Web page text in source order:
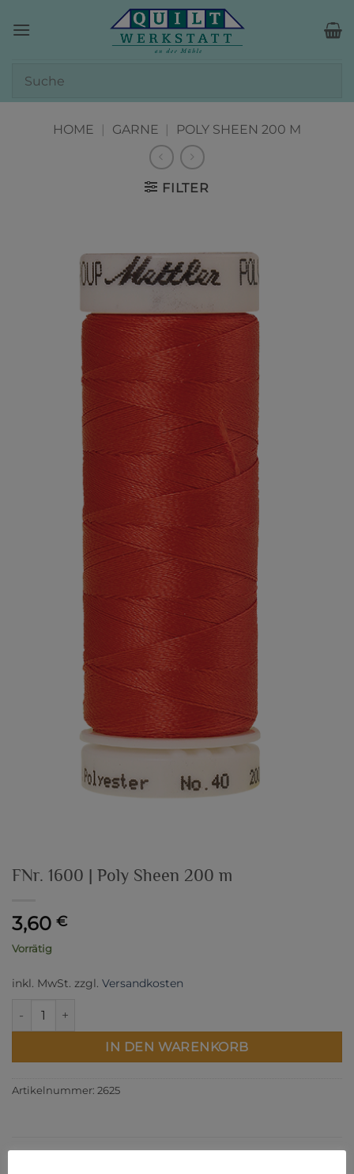
Inhalt
HOME | GARNE | POLY SHEEN 200 M
FILTER
FNr. 1600 | Poly Sheen 200 m
3,60 €
Vorrätig
inkl. MwSt. zzgl. Versandkosten
IN DEN WARENKORB
Artikelnummer: 2625